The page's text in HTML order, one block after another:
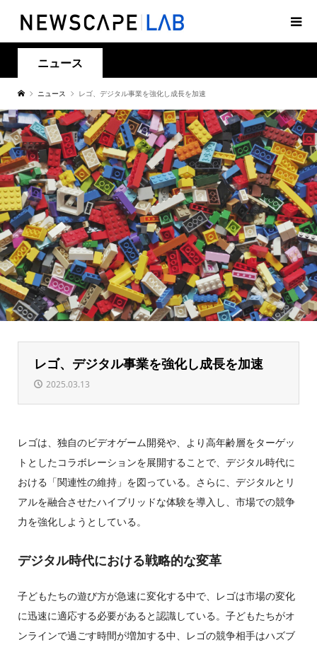
ニュース
ニュース レゴ、デジタル事業を強化し成長を加速
レゴ、デジタル事業を強化し成長を加速
2025.03.13
レゴは、独自のビデオゲーム開発や、より高年齢層をターゲッ
トとしたコラボレーションを展開することで、デジタル時代に
おける「関連性の維持」を図っている。さらに、デジタルとリ
アルを融合させたハイブリッドな体験を導入し、市場での競争
力を強化しようとしている。
デジタル時代における戦略的な変革
子どもたちの遊び方が急速に変化する中で、レゴは市場の変化
に迅速に適応する必要があると認識している。子どもたちがオ
ンラインで過ごす時間が増加する中、レゴの競争相手はハズブ